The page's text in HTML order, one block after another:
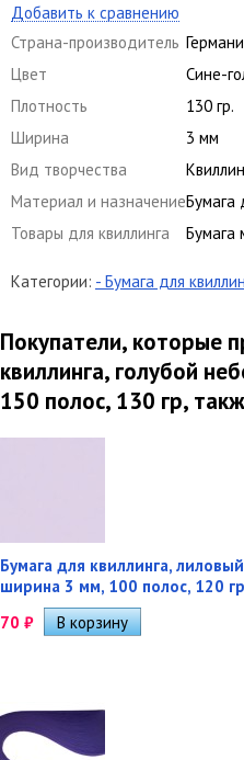
Добавить к сравнению
Страна-производитель
Цвет
Сине-
Плотность
130 гр.
Ширина
3 мм
Вид творчества
Материал и назначениеБумага
Товары для квиллинга
Бумага
Категории: - Бумага для
Покупатели, которые
квиллинга, голубой
150 полос, 130 гр,
Бумага для квиллинга,
ширина 3 мм, 100 полос, 120
70 ₽